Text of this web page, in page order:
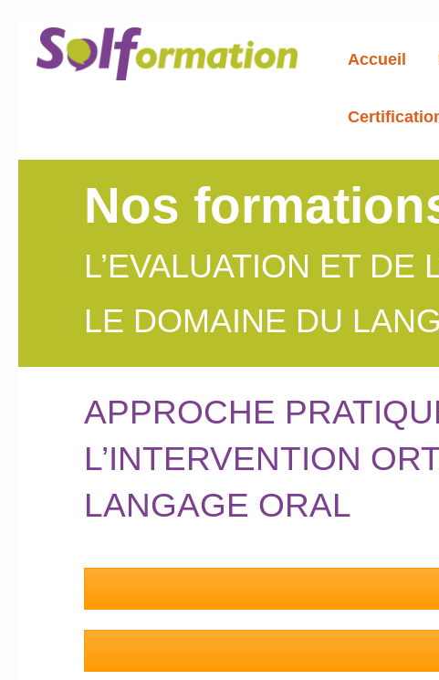
Aller
contenu
Accueil
Nos
L’EVALUATION ET
LE DOMAINE DU
APPROCHE
L’INTERVENTION
LANGAGE ORAL